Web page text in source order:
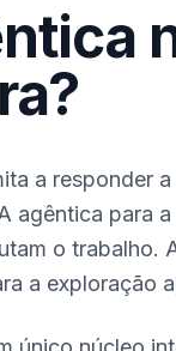
a responder
agêntica para
o trabalho.
a exploração